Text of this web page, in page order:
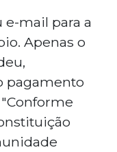
mail para a
Apenas o
pagamento